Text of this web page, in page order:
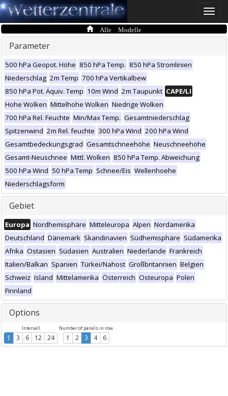
Toggle
Alle Modelle
Parameter
500 hPa Geopot. Höhe 850 hPa Temp. 850 hPa Stromlinien
Niederschlag 2m Temp 700 hPa Vertikalbew
850 hPa Pot. Äquiv. Temp 10m Wind 2m Taupunkt CAPE/LI
Hohe Wolken Mittelhohe Wolken Niedrige Wolken
700 hPa Rel. Feuchte Min/Max Temp. Gesamtniederschlag
Spitzenwind 2m Rel. feuchte 300 hPa Wind 200 hPa Wind
Gesamtbedeckungsgrad Gesamtschneehöhe Neuschneehöhe
Gesamt-Neuschnee Mittl. Wolken 850 hPa Temp. Abweichung
500 hPa Wind 50 hPa Temp Schnee/Eis Wellenhoehe
Niederschlagsform
Gebiet
Europa Nordhemisphäre Mitteleuropa Alpen Nordamerika
Deutschland Dänemark Skandinavien Südhemisphäre Südamerika
Afrika Ostasien Südasien Australien Niederlande Frankreich
Italien/Balkan Spanien Türkei/Nahost Großbritannien Belgien
Schweiz Island Mittelamerika Österreich Osteuropa Polen
Finnland
Options
Intervall
1 3 6 12 24
Number of panels in row
1 2 3 4 6